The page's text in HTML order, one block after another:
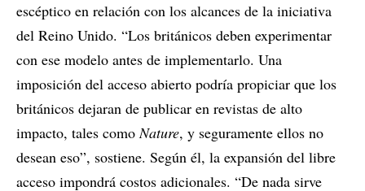
escéptico en relación con los alcances de la iniciativa
del Reino Unido. “Los británicos deben experimentar
con ese modelo antes de implementarlo. Una
imposición del acceso abierto podría propiciar que los
británicos dejaran de publicar en revistas de alto
impacto, tales comoNature, y seguramente ellos no
desean eso”, sostiene. Según él, la expansión del libre
acceso impondrá costos adicionales. “De nada sirve